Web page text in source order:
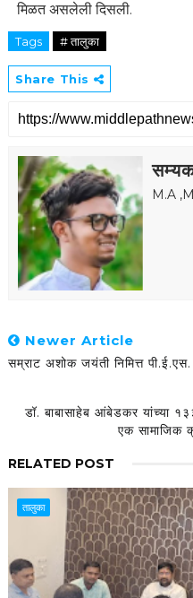
मिळत असलेली दिसली.
Tags # तालुका
Share This
M.A
Newer Article
सम्राट अशोक जयंती निमित्त
डॉ. बाबासाहेब आंबेडकर यांच्या
एक सामाजिक
RELATED POST
तालुका